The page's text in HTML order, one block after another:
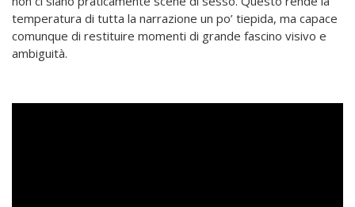
temperatura di tutta la narrazione un po’ tiepida, ma capace
comunque di restituire momenti di grande fascino visivo e
ambiguità.